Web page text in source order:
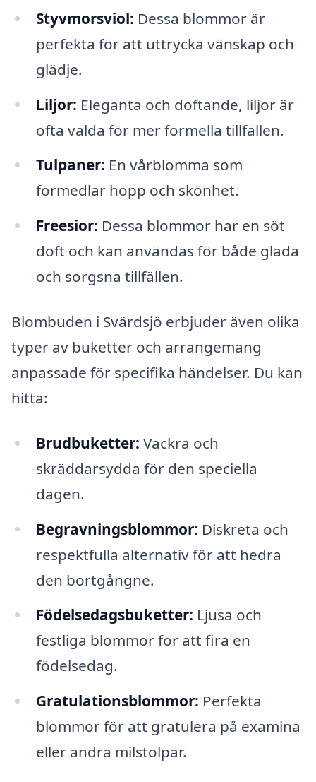
Styvmorsviol: Dessa blommor är
perfekta för att uttrycka vänskap och
glädje.
Liljor: Eleganta och doftande, liljor är
ofta valda för mer formella tillfällen.
Tulpaner: En vårblomma som
förmedlar hopp och skönhet.
Freesior: Dessa blommor har en söt
doft och kan användas för både glada
och sorgsna tillfällen.
Blombuden i Svärdsjö erbjuder även olika
typer av buketter och arrangemang
anpassade för specifika händelser. Du kan
hitta:
Brudbuketter: Vackra och
skräddarsydda för den speciella
dagen.
Begravningsblommor: Diskreta och
respektfulla alternativ för att hedra
den bortgångne.
Födelsedagsbuketter: Ljusa och
festliga blommor för att fira en
födelsedag.
Gratulationsblommor: Perfekta
blommor för att gratulera på examina
eller andra milstolpar.